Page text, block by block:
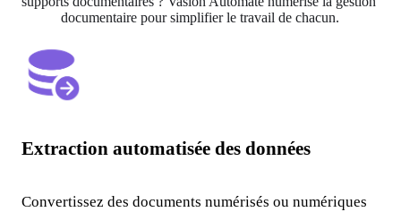
documentaire pour simplifier le travail de chacun.
Extraction automatisée des données
Convertissez des documents numérisés ou numériques